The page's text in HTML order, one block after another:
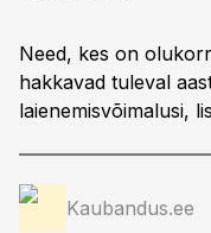
Need, kes on
hakkavad tuleval
laienemisvõimalusi,
Kaubandus.ee